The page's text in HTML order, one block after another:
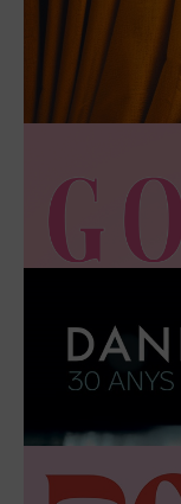
EL 21 OCTUBRE DE